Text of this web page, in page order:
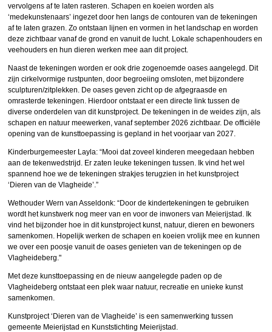
vervolgens af te laten rasteren. Schapen en koeien worden als
‘medekunstenaars’ ingezet door hen langs de contouren van de tekeningen
af te laten grazen. Zo ontstaan lijnen en vormen in het landschap en worden
deze zichtbaar vanaf de grond en vanuit de lucht. Lokale schapenhouders en
veehouders en hun dieren werken mee aan dit project.
Naast de tekeningen worden er ook drie zogenoemde oases aangelegd. Dit
zijn cirkelvormige rustpunten, door begroeiing omsloten, met bijzondere
sculpturen/zitplekken. De oases geven zicht op de afgegraasde en
omrasterde tekeningen. Hierdoor ontstaat er een directe link tussen de
diverse onderdelen van dit kunstproject. De tekeningen in de weides zijn, als
schapen en natuur meewerken, vanaf september 2026 zichtbaar. De officiële
opening van de kunsttoepassing is gepland in het voorjaar van 2027.
Kinderburgemeester Layla: “Mooi dat zoveel kinderen meegedaan hebben
aan de tekenwedstrijd. Er zaten leuke tekeningen tussen. Ik vind het wel
spannend hoe we de tekeningen strakjes terugzien in het kunstproject
‘Dieren van de Vlagheide’.”
Wethouder Wern van Asseldonk: “Door de kindertekeningen te gebruiken
wordt het kunstwerk nog meer van en voor de inwoners van Meierijstad. Ik
vind het bijzonder hoe in dit kunstproject kunst, natuur, dieren en bewoners
samenkomen. Hopelijk werken de schapen en koeien vrolijk mee en kunnen
we over een poosje vanuit de oases genieten van de tekeningen op de
Vlagheideberg."
Met deze kunsttoepassing en de nieuw aangelegde paden op de
Vlagheideberg ontstaat een plek waar natuur, recreatie en unieke kunst
samenkomen.
Kunstproject ‘Dieren van de Vlagheide’ is een samenwerking tussen
gemeente Meierijstad en Kunststichting Meierijstad.